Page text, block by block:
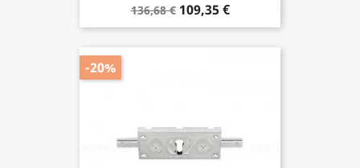
136,68 € 109,35 €
-20%